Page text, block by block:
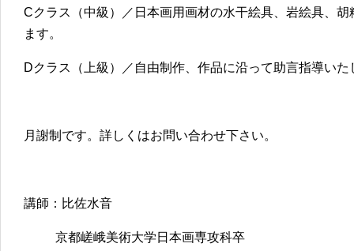
Cクラス（中級）／日本画用画材の水干絵具、岩絵具、
ます。
Dクラス（上級）／自由制作、作品に沿って助言指導いた
月謝制です。詳しくはお問い合わせ下さい。
講師：比佐水音
京都嵯峨美術大学日本画専攻科卒